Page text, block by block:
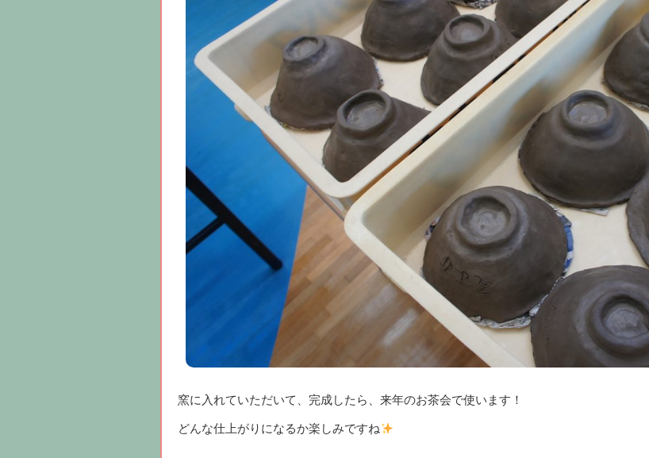
窯に入れていただいて、完成したら、来年のお茶会で使います！
どんな仕上がりになるか楽しみですね